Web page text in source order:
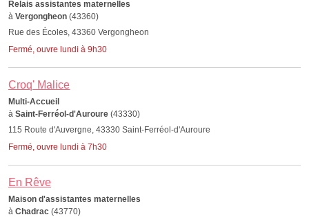
Relais assistantes maternelles
à Vergongheon (43360)
Rue des Écoles, 43360 Vergongheon
Fermé, ouvre lundi à 9h30
Croq' Malice
Multi-Accueil
à Saint-Ferréol-d'Auroure (43330)
115 Route d'Auvergne, 43330 Saint-Ferréol-d'Auroure
Fermé, ouvre lundi à 7h30
En Rêve
Maison d'assistantes maternelles
à Chadrac (43770)